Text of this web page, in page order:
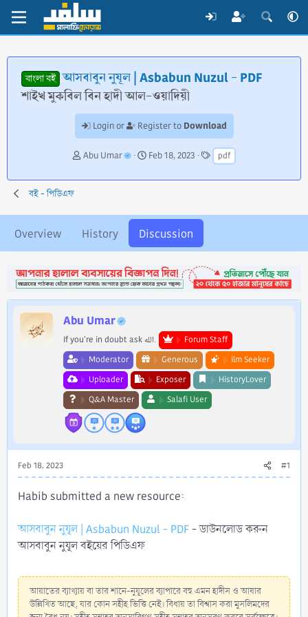
বাংলা বই আসবাবুন নুযূল | Asbabun Nuzul - PDF
শাইখ মুকবিল বিন হাদী আল-ওয়াদিয়ী
Login or Register to Download
T
r
d
s
r
t
e
Abu Umar
S
a
d
a
t
Feb 18, 2023
T
a
g
pdf
বই - পিডিএফ
Overview History Discussion
Abu Umar
If you're in doubt ask الله.
Forum Staff
Moderator
Generous
ilm Seeker
Uploader
Exposer
HistoryLover
Q&A Master
Salafi User
Feb 18, 2023 #1
Habib submitted a new resource:
আসবাবুন নুযূল | Asbabun Nuzul - PDF- ডাউনলোড করুন
আসবাবুন নুযূল বইয়ের পিডিএফ
আয়াতের ব্যাখ্যায় বা তার শানে-নুযূলের ব্যাপারে বহু এমন হাদীস ও আষার
উল্লিখিত আছে, যার কোন সহীহ ভিত্তি নেই। বিধায় তা বিশ্বাস করা মুসলিমদের